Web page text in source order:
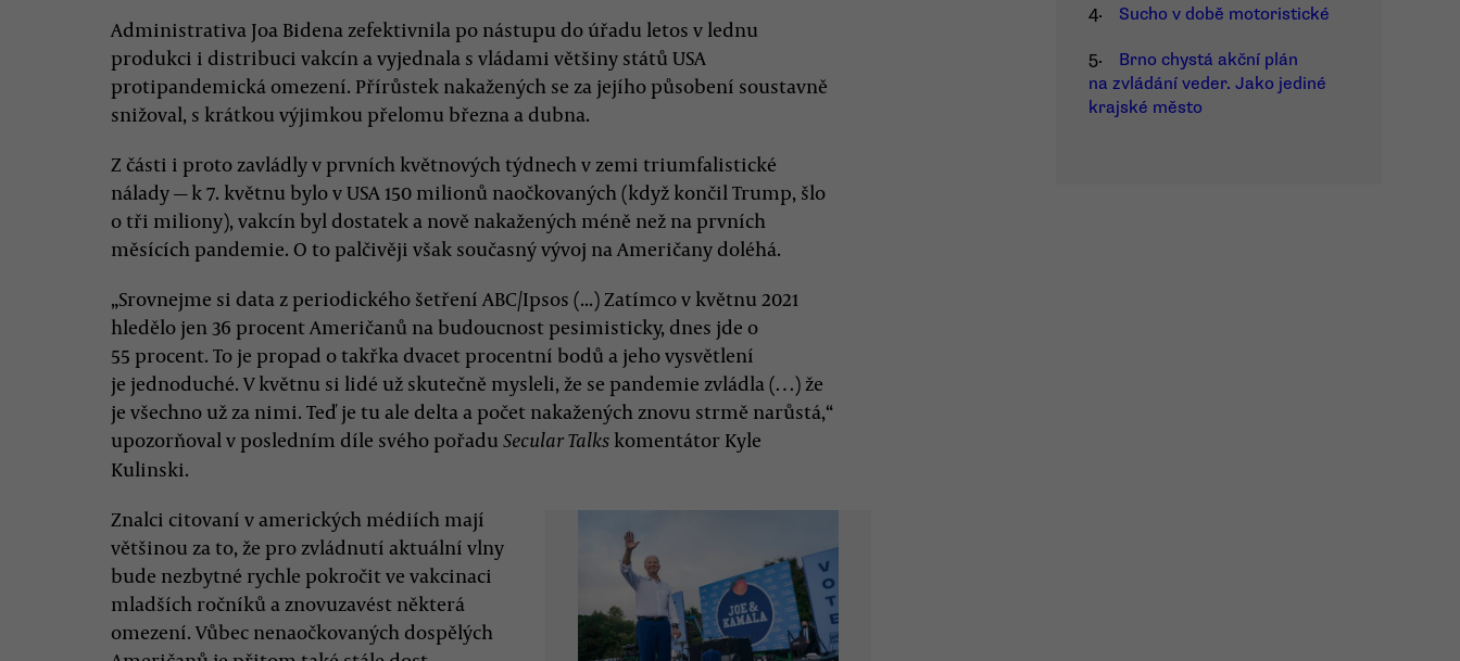
Administrativa Joa Bidena zefektivnila po nástupu do úřadu letos v lednu
produkci i distribuci vakcín a vyjednala s vládami většiny států USA
protipandemická omezení. Přírůstek nakažených se za jejího působení soustavně
snižoval, s krátkou výjimkou přelomu března a dubna.
Z části i proto zavládly v prvních květnových týdnech v zemi triumfalistické
nálady — k 7. květnu bylo v USA 150 milionů naočkovaných (když končil Trump, šlo
o tři miliony), vakcín byl dostatek a nově nakažených méně než na prvních
měsících pandemie. O to palčivěji však současný vývoj na Američany doléhá.
„Srovnejme si data z periodického šetření ABC/Ipsos (...) Zatímco v květnu 2021
hledělo jen 36 procent Američanů na budoucnost pesimisticky, dnes jde o
55 procent. To je propad o takřka dvacet procentní bodů a jeho vysvětlení
je jednoduché. V květnu si lidé už skutečně mysleli, že se pandemie zvládla (…) že
je všechno už za nimi. Teď je tu ale delta a počet nakažených znovu strmě narůstá,“
upozorňoval v posledním díle svého pořadu Secular Talks komentátor Kyle
Kulinski.
Znalci citovaní v amerických médiích mají
většinou za to, že pro zvládnutí aktuální vlny
bude nezbytné rychle pokročit ve vakcinaci
mladších ročníků a znovuzavést některá
omezení. Vůbec nenaočkovaných dospělých
4.
Sucho v době motoristické
5.
Brno chystá akční plán
na zvládání veder. Jako jediné
krajské město